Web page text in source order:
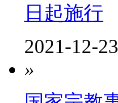
日起施行
2021-12-23
»